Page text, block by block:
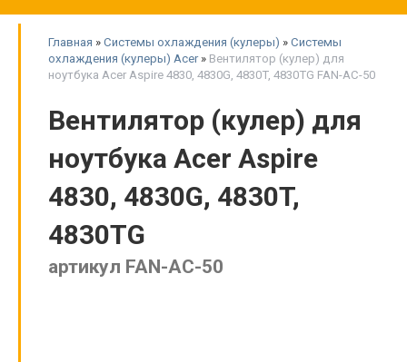
Главная » Системы охлаждения (кулеры) » Системы
охлаждения (кулеры) Acer » Вентилятор (кулер) для
ноутбука Acer Aspire 4830, 4830G, 4830T, 4830TG FAN-AC-50
Вентилятор (кулер) для
ноутбука Acer Aspire
4830, 4830G, 4830T,
4830TG
артикул FAN-AC-50